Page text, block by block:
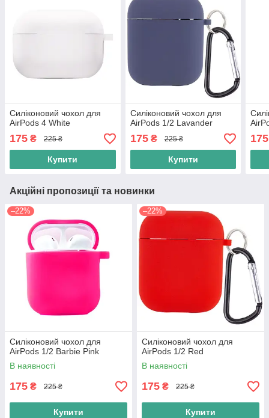
Силіконовий чохол для
AirPods 4 White
175 ₴ 225 ₴
Купити
Силіконовий чохол для
AirPods 1/2 Lavander
175₴ 225 ₴
Купити
175
Акційні пропозиції та новинки
–22%
Силіконовий чохол для
AirPods 1/2 Barbie Pink
В наявності
175 ₴ 225 ₴
Купити
–22%
Силіконовий чохол для
AirPods 1/2 Red
В наявності
175 ₴ 225 ₴
Купити